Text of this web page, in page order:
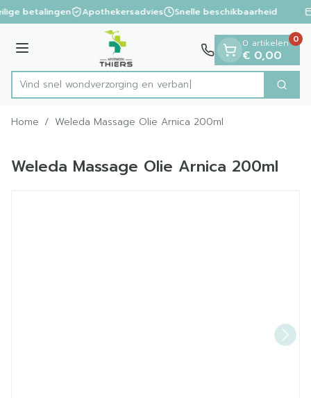
Ga naar de inhoud
1 van 1
betalingen Apothekersadvies Snelle beschikbaarheid
Menu
Product, merk, categorie...
Vind snel wondverzorging e Zoek
0 artikelen
€ 0,00
0
Home / Weleda Massage Olie Arnica 200ml
Weleda Massage Olie Arnica 200ml